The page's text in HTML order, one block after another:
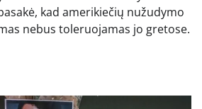
kad amerikiečių nužudymo
nebus toleruojamas jo gretose.